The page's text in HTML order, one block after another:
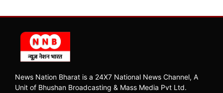
News Nation Bharat is a 24X7 National News Channel, A
Unit of Bhushan Broadcasting & Mass Media Pvt Ltd.